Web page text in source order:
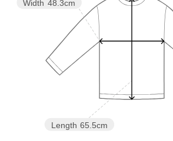
Length 65.5cm
Width 48.3cm